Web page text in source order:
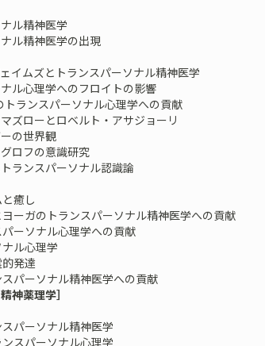
ル精神医学
ル精神医学の出現
ムズとトランスパーソナル精神医学
心理学へのフロイトの影響
ランスパーソナル心理学への貢献
ローとロベルト・アサジョーリ
の世界観
ロフの意識研究
ランスパーソナル認識論
癒し
ーガのトランスパーソナル精神医学への貢献
ーソナル心理学への貢献
ル心理学
発達
パーソナル精神医学への貢献
神薬理学］
パーソナル精神医学
スパーソナル心理学